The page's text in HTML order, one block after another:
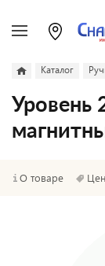
Каталог
Уровень
О товаре